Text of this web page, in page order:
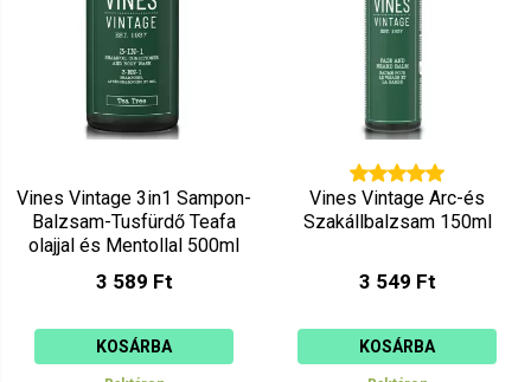
Vines Vintage 3in1 Sampon-
Balzsam-Tusfürdő Teafa
olajjal és Mentollal 500ml
3 589 Ft
KOSÁRBA
Vines Vintage Arc-és
Szakállbalzsam 150ml
3 549 Ft
KOSÁRBA